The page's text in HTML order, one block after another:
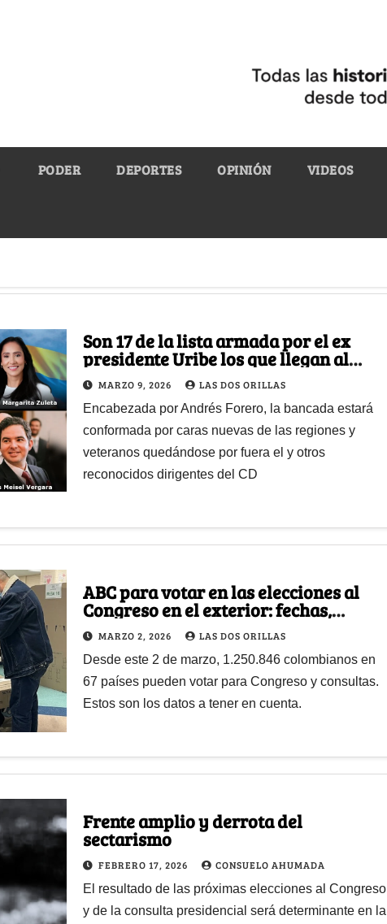
PODER DEPORTES OPINIÓN VIDEOS
Son 17 de la lista armada por el ex
presidente Uribe los que llegan al
Senado por el Centro Democrático
MARZO 9, 2026 LAS DOS ORILLAS
Encabezada por Andrés Forero, la bancada estará
conformada por caras nuevas de las regiones y
veteranos quedándose por fuera el y otros
reconocidos dirigentes del CD
ABC para votar en las elecciones al
Congreso en el exterior: fechas,
puestos y requisitos clave
MARZO 2, 2026 LAS DOS ORILLAS
Desde este 2 de marzo, 1.250.846 colombianos en
67 países pueden votar para Congreso y consultas.
Estos son los datos a tener en cuenta.
Frente amplio y derrota del
sectarismo
FEBRERO 17, 2026 CONSUELO AHUMADA
El resultado de las próximas elecciones al Congreso
y de la consulta presidencial será determinante en la